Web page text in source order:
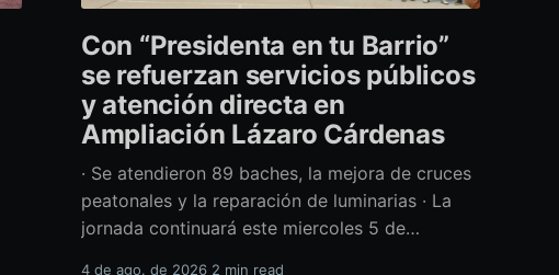
Con “Presidenta en tu Barrio”
se refuerzan servicios públicos
y atención directa en
Ampliación Lázaro Cárdenas
· Se atendieron 89 baches, la mejora de cruces
peatonales y la reparación de luminarias · La
jornada continuará este miercoles 5 de
4 de ago. de 2026 2 min read